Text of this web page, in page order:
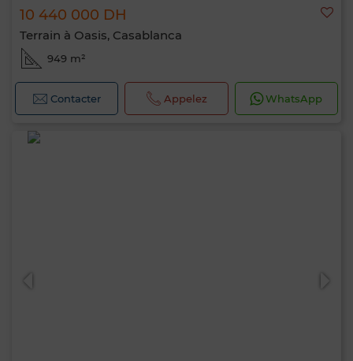
10 440 000 DH
Terrain à Oasis, Casablanca
949 m²
Contacter Appelez WhatsApp